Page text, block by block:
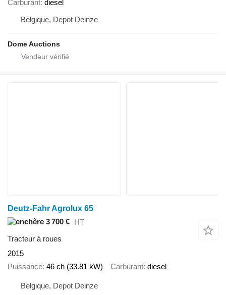
Carburant diesel
Belgique, Depot Deinze
Dome Auctions
Deutz-Fahr Agrolux 65
3 700 € HT
Tracteur à roues
2015
Puissance 46 ch (33.81 kW) Carburant diesel
Belgique, Depot Deinze